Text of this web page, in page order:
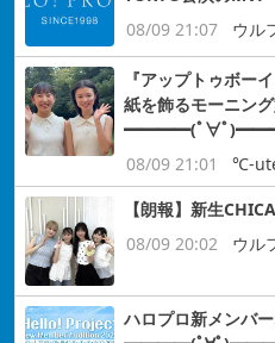
08/09 21:07
ウル
『アップトゥボー
紙を飾るモーニン
━━━━(ﾟ∀ﾟ
08/09 21:01
℃-
【朗報】新生
08/09 20:02
ウル
ハロプロ新メンバ